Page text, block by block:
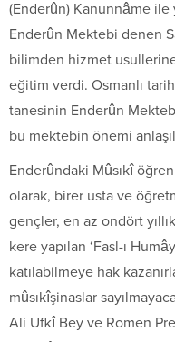
(Enderûn) Kanunnâme
Enderûn Mektebi denen
bilimden hizmet
eğitim verdi. Osmanlı
tanesinin Enderûn
bu mektebin önemi
Enderûndaki Mûsıkî
olarak, birer usta ve
gençler, en az ondört
kere yapılan ‘Fasl-ı
katılabilmeye hak
mûsıkîşinaslar
Ali Ufkî Bey ve Romen